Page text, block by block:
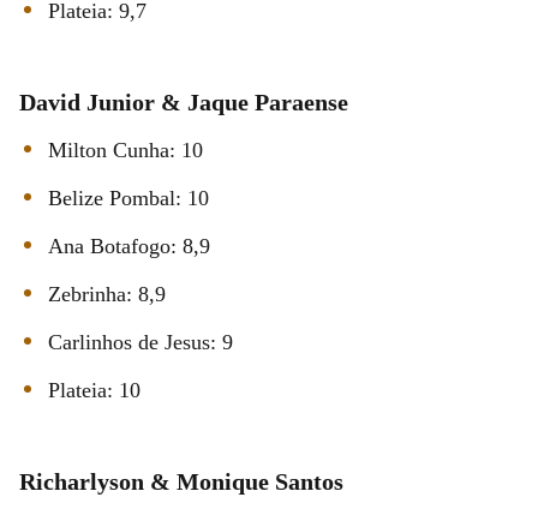
Plateia: 9,7
David Junior & Jaque Paraense
Milton Cunha: 10
Belize Pombal: 10
Ana Botafogo: 8,9
Zebrinha: 8,9
Carlinhos de Jesus: 9
Plateia: 10
Richarlyson & Monique Santos